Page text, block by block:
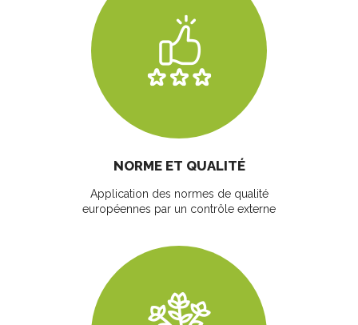
NORME ET QUALITÉ
Application des normes de qualité
européennes par un contrôle externe